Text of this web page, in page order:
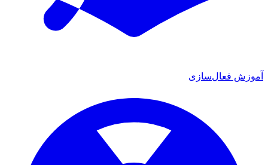
فعال‌سازی